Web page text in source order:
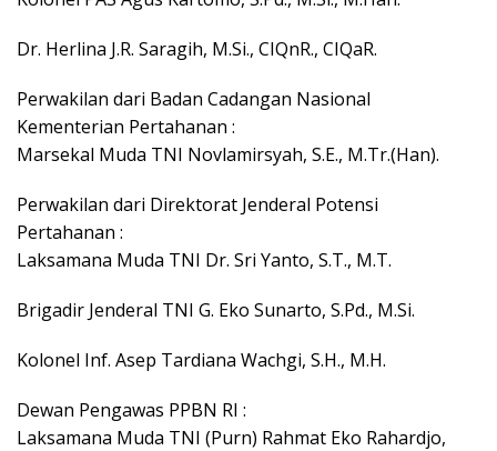
Dr. Herlina J.R. Saragih, M.Si., CIQnR., CIQaR.
Perwakilan dari Badan Cadangan Nasional
Kementerian Pertahanan :
Marsekal Muda TNI Novlamirsyah, S.E., M.Tr.(Han).
Perwakilan dari Direktorat Jenderal Potensi
Pertahanan :
Laksamana Muda TNI Dr. Sri Yanto, S.T., M.T.
Brigadir Jenderal TNI G. Eko Sunarto, S.Pd., M.Si.
Kolonel Inf. Asep Tardiana Wachgi, S.H., M.H.
Dewan Pengawas PPBN RI :
Laksamana Muda TNI (Purn) Rahmat Eko Rahardjo,